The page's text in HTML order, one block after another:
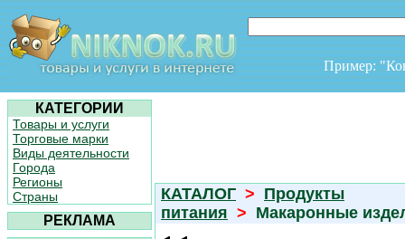
Пример:
КАТЕГОРИИ
Товары и услуги
Торговые марки
Виды деятельности
Города
Регионы
Страны
РЕКЛАМА
КАТАЛОГ > Продукты
питания > Макаронные